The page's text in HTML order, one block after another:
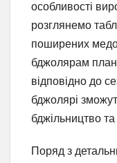
особливості
розглянемо
поширених
бджолярам
відповідно до
бджолярі
бджільництво
Поряд з